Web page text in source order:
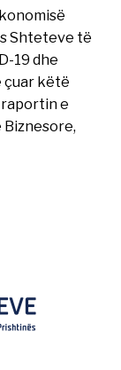
Shteteve të
19 dhe
çuar këtë
e
Biznesore,